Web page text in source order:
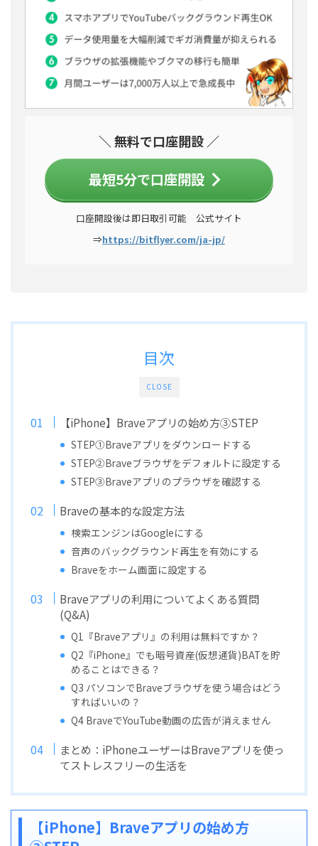
＼ 無料で口座開設 ／
最短5分で口座開設
口座開設後は即日取引可能 公式サイト
⇒https://bitflyer.com/ja-jp/
CLOSE
目次
【iPhone】Braveアプリの始め方③STEP
STEP①Braveアプリをダウンロードする
STEP②Braveブラウザをデフォルトに設定する
STEP③Braveアプリのプラウザを確認する
Braveの基本的な設定方法
検索エンジンはGoogleにする
音声のバックグラウンド再生を有効にする
Braveをホーム画面に設定する
Braveアプリの利用についてよくある質問
(Q&A)
Q1『Braveアプリ』の利用は無料ですか？
Q2『iPhone』でも暗号資産(仮想通貨)BATを貯
めることはできる？
Q3 パソコンでBraveブラウザを使う場合はどう
すればいいの？
Q4 BraveでYouTube動画の広告が消えません
まとめ：iPhoneユーザーはBraveアプリを使っ
てストレスフリーの生活を
【iPhone】Braveアプリの始め方